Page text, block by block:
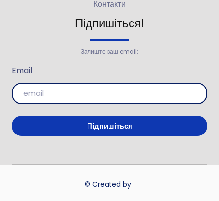
Контакти
Підпишіться!
Залиште ваш email:
Email
Підпишіться
© Created by